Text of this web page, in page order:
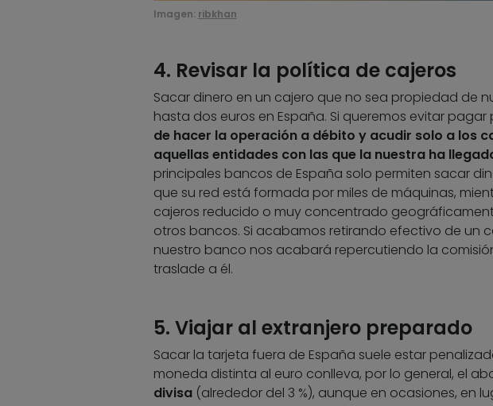
Imagen: ribkhan
4. Revisar la política de cajeros
Sacar dinero en un cajero que no sea propiedad de
hasta dos euros en España. Si queremos evitar
de hacer la operación a débito y acudir solo a los
aquellas entidades con las que la nuestra ha
principales bancos de España solo permiten sacar
que su red está formada por miles de máquinas,
cajeros reducido o muy concentrado
otros bancos. Si acabamos retirando efectivo de un
nuestro banco nos acabará repercutiendo la
traslade a él.
5. Viajar al extranjero preparado
Sacar la tarjeta fuera de España suele estar
moneda distinta al euro conlleva, por lo general, el
divisa(alrededor del 3 %), aunque en ocasiones, en